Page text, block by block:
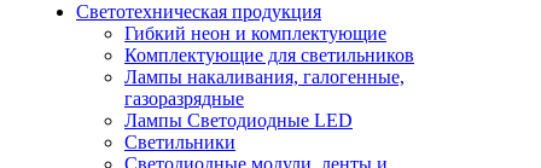
Светотехническая продукция
Гибкий неон и комплектующие
Комплектующие для светильников
Лампы накаливания, галогенные,
газоразрядные
Лампы Светодиодные LED
Светильники
Светодиодные модули, ленты и